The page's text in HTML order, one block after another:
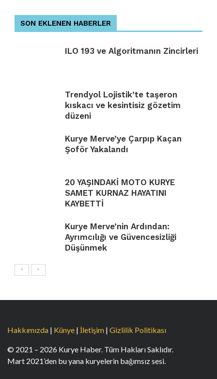
SON EKLENEN HABERLER
ILO 193 ve Algoritmanın Zincirleri
Trendyol Lojistik’te taşeron
kıskacı ve kesintisiz gözetim
düzeni
Kurye Merve’ye Çarpıp Kaçan
Şoför Yakalandı
20 YAŞINDAKİ MOTO KURYE
SAMET KURNAZ HAYATINI
KAYBETTİ
Kurye Merve’nin Ardından:
Ayrımcılığı ve Güvencesizliği
Düşünmek
Hakkımızda | Künye | İletişim | Gizlilik Politikası
© 2021 – 2026 Kurye Haber. Tüm Hakları Saklıdır.
Mart 2021’den bu yana kuryelerin bağımsız sesi.